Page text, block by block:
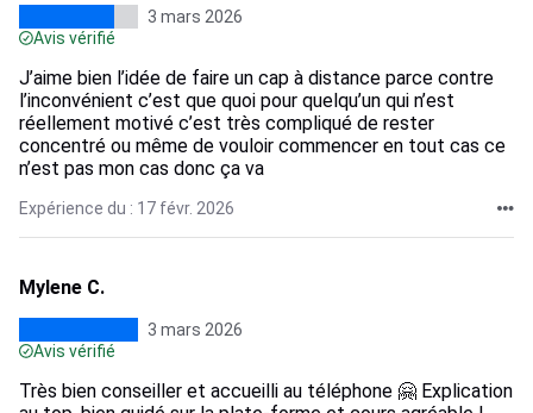
3 mars 2026
Avis vérifié
J’aime bien l’idée de faire un cap à distance parce contre
l’inconvénient c’est que quoi pour quelqu’un qui n’est
réellement motivé c’est très compliqué de rester
concentré ou même de vouloir commencer en tout cas ce
n’est pas mon cas donc ça va
Expérience du : 17 févr. 2026
Mylene C.
3 mars 2026
Avis vérifié
Très bien conseiller et accueilli au téléphone 🤗 Explication